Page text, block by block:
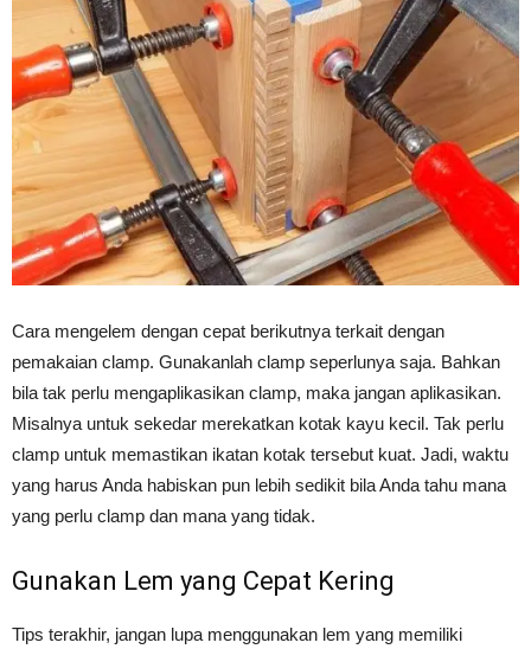
Cara mengelem dengan cepat berikutnya terkait dengan
pemakaian clamp. Gunakanlah clamp seperlunya saja. Bahkan
bila tak perlu mengaplikasikan clamp, maka jangan aplikasikan.
Misalnya untuk sekedar merekatkan kotak kayu kecil. Tak perlu
clamp untuk memastikan ikatan kotak tersebut kuat. Jadi, waktu
yang harus Anda habiskan pun lebih sedikit bila Anda tahu mana
yang perlu clamp dan mana yang tidak.
Gunakan Lem yang Cepat Kering
Tips terakhir, jangan lupa menggunakan lem yang memiliki